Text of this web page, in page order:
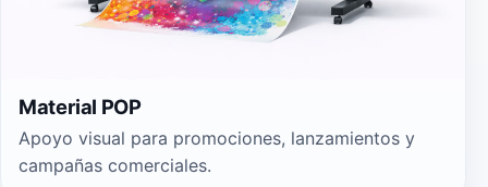
Material POP
Apoyo visual para promociones, lanzamientos y
campañas comerciales.